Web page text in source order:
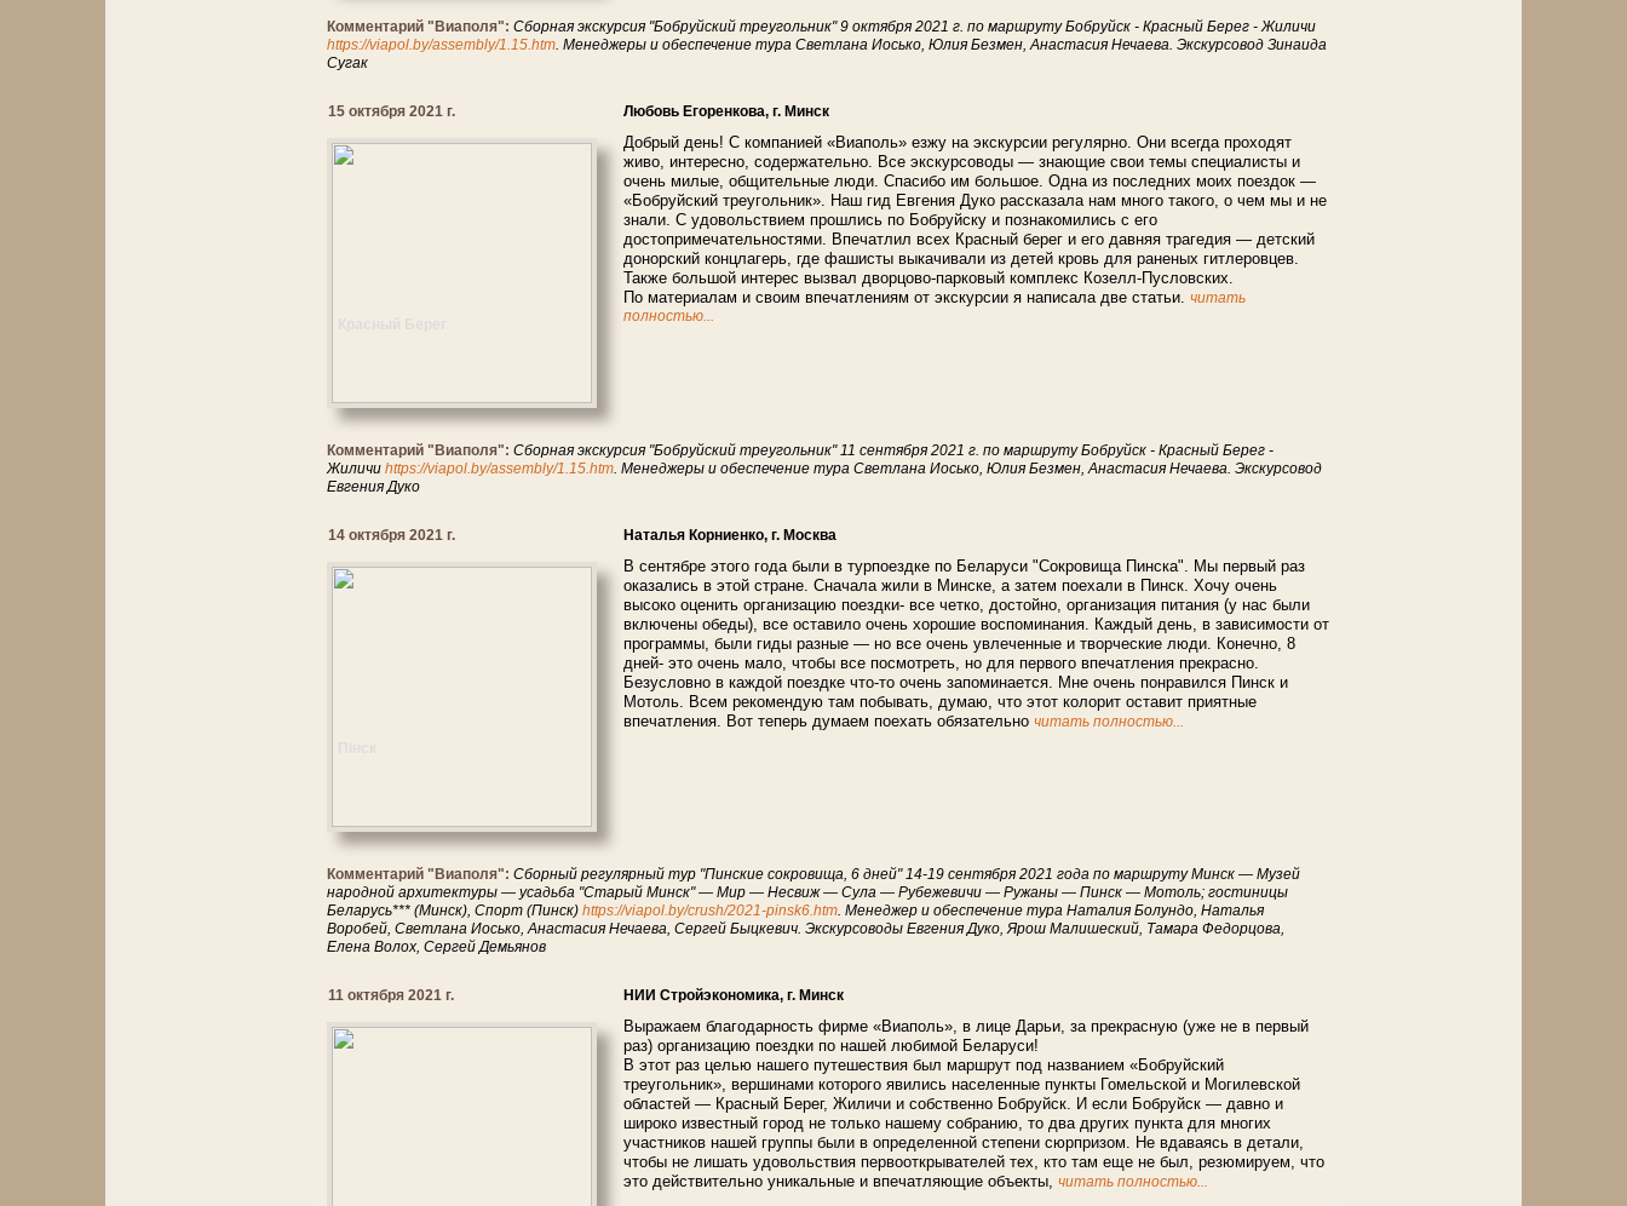
Комментарий "Виаполя": Сборная экскурсия "Бобруйский треугольник" 9 октября 2021 г. по маршруту Бобруйск - Красный Берег - Жиличи
https://viapol.by/assembly/1.15.htm. Менеджеры и обеспечение тура Светлана Иосько, Юлия Безмен, Анастасия Нечаева. Экскурсовод Зинаида
Сугак
15 октября 2021 г. Любовь Егоренкова, г. Минск
Добрый день! С компанией «Виаполь» езжу на экскурсии регулярно. Они всегда проходят
живо, интересно, содержательно. Все экскурсоводы — знающие свои темы специалисты и
очень милые, общительные люди. Спасибо им большое. Одна из последних моих поездок —
«Бобруйский треугольник». Наш гид Евгения Дуко рассказала нам много такого, о чем мы и не
знали. С удовольствием прошлись по Бобруйску и познакомились с его
достопримечательностями. Впечатлил всех Красный берег и его давняя трагедия — детский
донорский концлагерь, где фашисты выкачивали из детей кровь для раненых гитлеровцев.
Также большой интерес вызвал дворцово-парковый комплекс Козелл-Пусловских.
По материалам и своим впечатлениям от экскурсии я написала две статьи. читать
полностью...
Комментарий "Виаполя": Сборная экскурсия "Бобруйский треугольник" 11 сентября 2021 г. по маршруту Бобруйск - Красный Берег -
Жиличи https://viapol.by/assembly/1.15.htm. Менеджеры и обеспечение тура Светлана Иосько, Юлия Безмен, Анастасия Нечаева. Экскурсовод
Евгения Дуко
14 октября 2021 г. Наталья Корниенко, г. Москва
В сентябре этого года были в турпоездке по Беларуси "Сокровища Пинска". Мы первый раз
оказались в этой стране. Сначала жили в Минске, а затем поехали в Пинск. Хочу очень
высоко оценить организацию поездки- все четко, достойно, организация питания (у нас были
включены обеды), все оставило очень хорошие воспоминания. Каждый день, в зависимости от
программы, были гиды разные — но все очень увлеченные и творческие люди. Конечно, 8
дней- это очень мало, чтобы все посмотреть, но для первого впечатления прекрасно.
Безусловно в каждой поездке что-то очень запоминается. Мне очень понравился Пинск и
Мотоль. Всем рекомендую там побывать, думаю, что этот колорит оставит приятные
впечатления. Вот теперь думаем поехать обязательно читать полностью...
Комментарий "Виаполя": Сборный регулярный тур "Пинские сокровища, 6 дней" 14-19 сентября 2021 года по маршруту Минск — Музей
народной архитектуры — усадьба "Старый Минск" — Мир — Несвиж — Сула — Рубежевичи — Ружаны — Пинск — Мотоль; гостиницы
Беларусь*** (Минск), Спорт (Пинск) https://viapol.by/crush/2021-pinsk6.htm. Менеджер и обеспечение тура Наталия Болундо, Наталья
Воробей, Светлана Иосько, Анастасия Нечаева, Сергей Быцкевич. Экскурсоводы Евгения Дуко, Ярош Малишеский, Тамара Федорцова,
Елена Волох, Сергей Демьянов
11 октября 2021 г. НИИ Стройэкономика, г. Минск
Выражаем благодарность фирме «Виаполь», в лице Дарьи, за прекрасную (уже не в первый
раз) организацию поездки по нашей любимой Беларуси!
В этот раз целью нашего путешествия был маршрут под названием «Бобруйский
треугольник», вершинами которого явились населенные пункты Гомельской и Могилевской
областей — Красный Берег, Жиличи и собственно Бобруйск. И если Бобруйск — давно и
широко известный город не только нашему собранию, то два других пункта для многих
участников нашей группы были в определенной степени сюрпризом. Не вдаваясь в детали,
чтобы не лишать удовольствия первооткрывателей тех, кто там еще не был, резюмируем, что
это действительно уникальные и впечатляющие объекты, читать полностью...